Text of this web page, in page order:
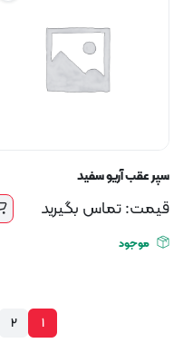
سپر عقب آریو سفید
قیمت: تماس بگیرید
موجود
1
2